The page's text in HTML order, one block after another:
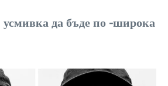
да бъде по -широка